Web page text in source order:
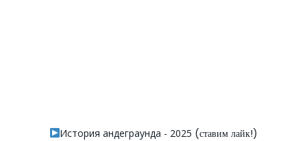
История андеграунда - 2025 (ставим лайк!)